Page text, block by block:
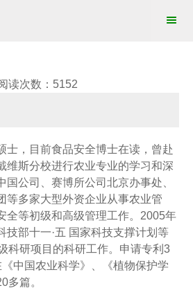
次数：5152
士，目前食品安全博士在读，曾赴
维斯分校进行农业专业的学习和深
国公司、赛博所公司北京办事处、
等多家大型外资企业从事农业管
全等初级和高级管理工作。2005年
技部十一·五 国家科技支撑计划等
科研项目的科研工作。申请专利3
中国农业科学》、《植物保护学
多篇。